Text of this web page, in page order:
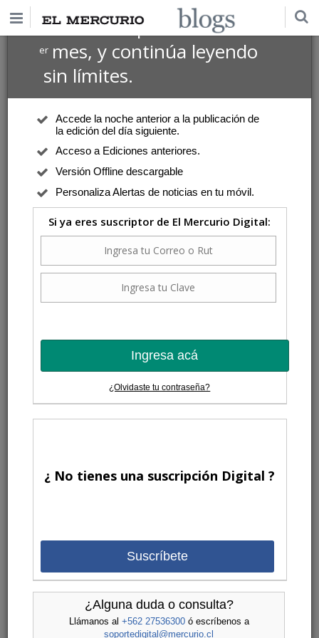
Suscríbete por $1 USD
ermes, y continúa leyendo
sin límites.
Accede la noche anterior a la publicación de
la edición del día siguiente.
Acceso a Ediciones anteriores.
Versión Offline descargable
Personaliza Alertas de noticias en tu móvil.
Si ya eres suscriptor de El Mercurio Digital:
Ingresa acá
¿Olvidaste tu contraseña?
¿ No tienes una suscripción Digital ?
Suscríbete
¿Alguna duda o consulta?
Llámanos al +562 27536300ó escríbenos a
soportedigital@mercurio.cl